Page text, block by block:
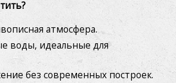
атмосфера.
воды, идеальные для
без современных построек.
их установку на свой
он должен помнить, что такое
трудности при навигации по